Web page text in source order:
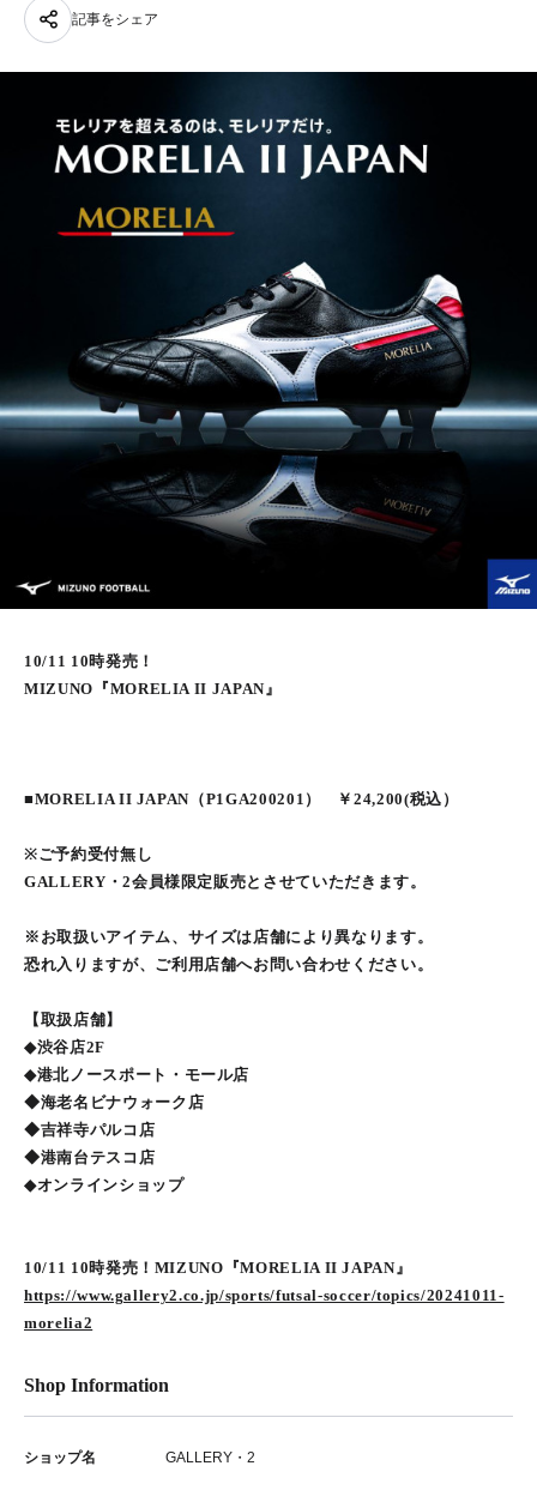
記事をシェア
10/11 10時発売！
MIZUNO『MORELIA II JAPAN』
■MORELIA II JAPAN（P1GA200201） ￥24,200(税込）
※ご予約受付無し
GALLERY・2会員様限定販売とさせていただきます。
※お取扱いアイテム、サイズは店舗により異なります。
恐れ入りますが、ご利用店舗へお問い合わせください。
【取扱店舗】
◆渋谷店2F
◆港北ノースポート・モール店
◆海老名ビナウォーク店
◆吉祥寺パルコ店
◆港南台テスコ店
◆オンラインショップ
10/11 10時発売！MIZUNO『MORELIA II JAPAN』
https://www.gallery2.co.jp/sports/futsal-soccer/topics/20241011-
morelia2
Shop Information
ショップ名 GALLERY・2